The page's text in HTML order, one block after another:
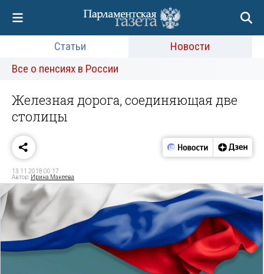
Статьи
Новости
Все о пенсиях в России
Железная дорога, соединяющая две
столицы
13.11.2018 00:17
Автор: Ирина Макеева